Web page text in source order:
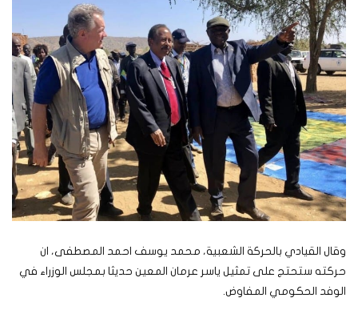
وقال القيادي بالحركة الشعبية، محمد يوسف احمد المصطفى، ان
حركته ستحتج على تمثيل ياسر عرمان المعين حديثا بمجلس الوزراء في
الوفد الحكومي المفاوض.